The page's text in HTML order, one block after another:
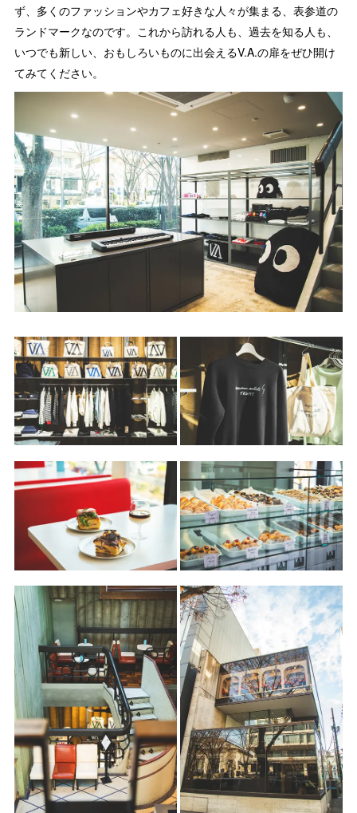
ず、多くのファッションやカフェ好きな人々が集まる、表参道の
ランドマークなのです。これから訪れる人も、過去を知る人も、
いつでも新しい、おもしろいものに出会えるV.A.の扉をぜひ開け
てみてください。